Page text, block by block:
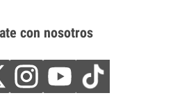
con nosotros